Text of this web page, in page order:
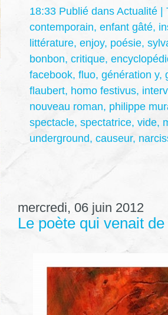
18:33 Publié dans Actualité |
contemporain, enfant gâté,
littérature, enjoy, poésie,
bonbon, critique,
facebook, fluo, génération y,
flaubert, homo festivus,
nouveau roman, philippe
spectacle, spectatrice, vide,
underground, causeur,
mercredi, 06 juin 2012
Le poète qui venait